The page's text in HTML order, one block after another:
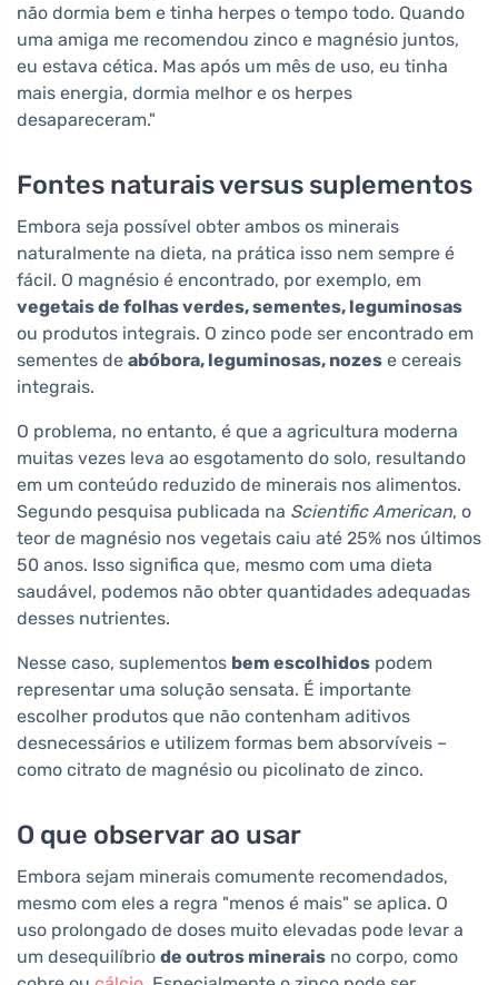
não dormia bem e tinha herpes o tempo todo. Quando
uma amiga me recomendou zinco e magnésio juntos,
eu estava cética. Mas após um mês de uso, eu tinha
mais energia, dormia melhor e os herpes
desapareceram."
Fontes naturais versus suplementos
Embora seja possível obter ambos os minerais
naturalmente na dieta, na prática isso nem sempre é
fácil. O magnésio é encontrado, por exemplo, em
vegetais de folhas verdes, sementes, leguminosas
ou produtos integrais. O zinco pode ser encontrado em
sementes de abóbora, leguminosas, nozes e cereais
integrais.
O problema, no entanto, é que a agricultura moderna
muitas vezes leva ao esgotamento do solo, resultando
em um conteúdo reduzido de minerais nos alimentos.
Segundo pesquisa publicada na Scientific American, o
teor de magnésio nos vegetais caiu até 25% nos últimos
50 anos. Isso significa que, mesmo com uma dieta
saudável, podemos não obter quantidades adequadas
desses nutrientes.
Nesse caso, suplementos bem escolhidos podem
representar uma solução sensata. É importante
escolher produtos que não contenham aditivos
desnecessários e utilizem formas bem absorvíveis –
como citrato de magnésio ou picolinato de zinco.
O que observar ao usar
Embora sejam minerais comumente recomendados,
mesmo com eles a regra "menos é mais" se aplica. O
uso prolongado de doses muito elevadas pode levar a
um desequilíbrio de outros minerais no corpo, como